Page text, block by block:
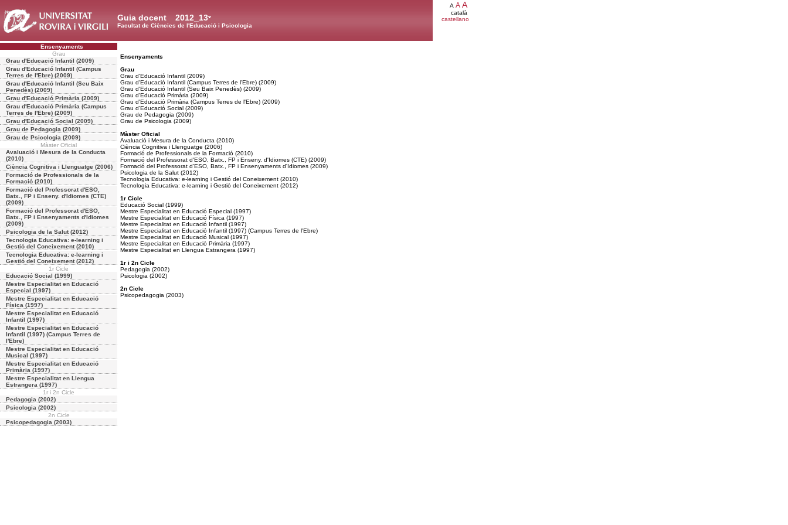
2012_13
Guia docent
Facultat de Ciències de l'Educació i Psicologia
A A A
català
castellano
Ensenyaments
Grau
Grau d'Educació Infantil (2009)
Grau d'Educació Infantil (Campus
Terres de l'Ebre) (2009)
Grau d'Educació Infantil (Seu Baix
Penedès) (2009)
Grau d'Educació Primària (2009)
Grau d'Educació Primària (Campus
Terres de l'Ebre) (2009)
Grau d'Educació Social (2009)
Grau de Pedagogia (2009)
Grau de Psicologia (2009)
Màster Oficial
Avaluació i Mesura de la Conducta
(2010)
Ciència Cognitiva i Llenguatge (2006)
Formació de Professionals de la
Formació (2010)
Formació del Professorat d'ESO,
Batx., FP i Enseny. d'Idiomes (CTE)
(2009)
Formació del Professorat d'ESO,
Batx., FP i Ensenyaments d'Idiomes
(2009)
Psicologia de la Salut (2012)
Tecnologia Educativa: e-learning i
Gestió del Coneixement (2010)
Tecnologia Educativa: e-learning i
Gestió del Coneixement (2012)
1r Cicle
Educació Social (1999)
Mestre Especialitat en Educació
Especial (1997)
Mestre Especialitat en Educació
Física (1997)
Mestre Especialitat en Educació
Infantil (1997)
Mestre Especialitat en Educació
Infantil (1997) (Campus Terres de
l'Ebre)
Mestre Especialitat en Educació
Musical (1997)
Mestre Especialitat en Educació
Primària (1997)
Mestre Especialitat en Llengua
Estrangera (1997)
1r i 2n Cicle
Pedagogia (2002)
Psicologia (2002)
2n Cicle
Psicopedagogia (2003)
Ensenyaments
Grau
Grau d'Educació Infantil (2009)
Grau d'Educació Infantil (Campus Terres de l'Ebre) (2009)
Grau d'Educació Infantil (Seu Baix Penedès) (2009)
Grau d'Educació Primària (2009)
Grau d'Educació Primària (Campus Terres de l'Ebre) (2009)
Grau d'Educació Social (2009)
Grau de Pedagogia (2009)
Grau de Psicologia (2009)
Màster Oficial
Avaluació i Mesura de la Conducta (2010)
Ciència Cognitiva i Llenguatge (2006)
Formació de Professionals de la Formació (2010)
Formació del Professorat d'ESO, Batx., FP i Enseny. d'Idiomes (CTE) (2009)
Formació del Professorat d'ESO, Batx., FP i Ensenyaments d'Idiomes (2009)
Psicologia de la Salut (2012)
Tecnologia Educativa: e-learning i Gestió del Coneixement (2010)
Tecnologia Educativa: e-learning i Gestió del Coneixement (2012)
1r Cicle
Educació Social (1999)
Mestre Especialitat en Educació Especial (1997)
Mestre Especialitat en Educació Física (1997)
Mestre Especialitat en Educació Infantil (1997)
Mestre Especialitat en Educació Infantil (1997) (Campus Terres de l'Ebre)
Mestre Especialitat en Educació Musical (1997)
Mestre Especialitat en Educació Primària (1997)
Mestre Especialitat en Llengua Estrangera (1997)
1r i 2n Cicle
Pedagogia (2002)
Psicologia (2002)
2n Cicle
Psicopedagogia (2003)